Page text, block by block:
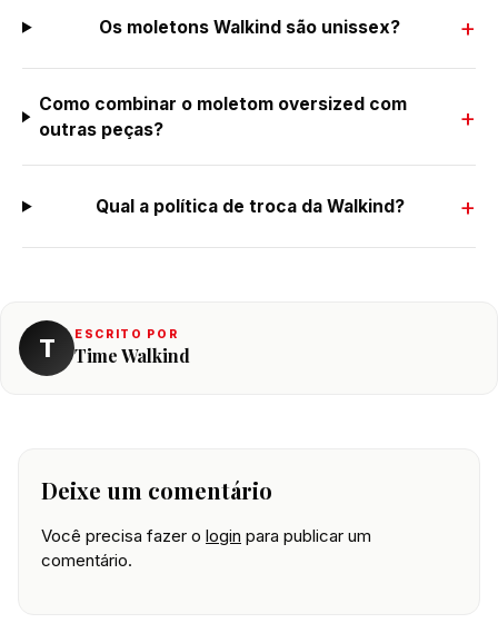
Os moletons Walkind são unissex?
Como combinar o moletom oversized com
outras peças?
Qual a política de troca da Walkind?
T ESCRITO POR
Time Walkind
Deixe um comentário
Você precisa fazer o login para publicar um
comentário.